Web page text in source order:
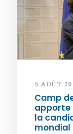
5 AOÛT
Camp
apporte
la
mondial